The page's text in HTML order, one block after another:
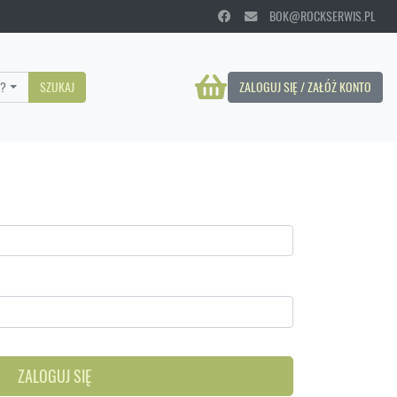
BOK@ROCKSERWIS.PL
ZALOGUJ SIĘ / ZAŁÓŻ KONTO
SZUKAJ
ZALOGUJ SIĘ